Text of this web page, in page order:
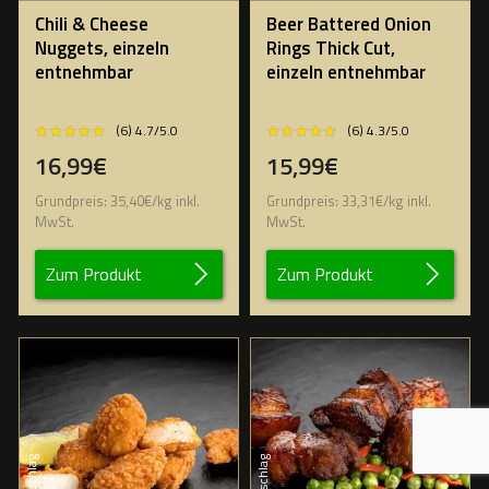
Chili & Cheese
Nuggets, einzeln
entnehmbar
★★★★★
★★★★★ (6) 4.7/5.0
16,99€
Grundpreis: 35,40€/kg inkl.
MwSt.
Zum Produkt
Beer Battered Onion
Rings Thick Cut,
einzeln entnehmbar
★★★★★
★★★★★ (6) 4.3/5.0
15,99€
Grundpreis: 33,31€/kg inkl.
MwSt.
Zum Produkt